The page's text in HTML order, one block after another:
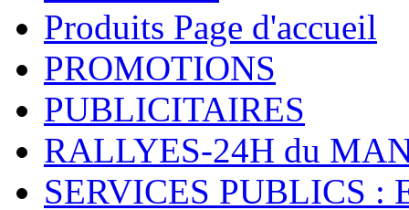
Produits Page d'accueil
PROMOTIONS
PUBLICITAIRES
RALLYES-24H du
SERVICES PUBLICS :